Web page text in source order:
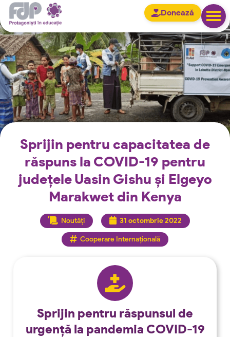
Donează
Sprijin pentru capacitatea de
răspuns la COVID-19 pentru
județele Uasin Gishu și Elgeyo
Marakwet din Kenya
Noutăți
31 octombrie 2022
Cooperare Internațională
Sprijin pentru răspunsul de
urgență la pandemia COVID-19